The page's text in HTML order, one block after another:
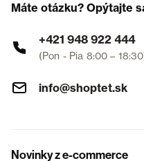
Máte otázku? Opýtajte
+421 948 922 444
(Pon - Pia 8:00 –
info@shoptet.sk
Novinky z e-commerce